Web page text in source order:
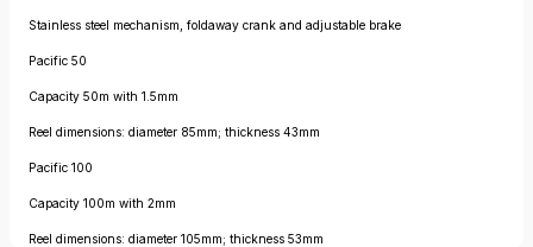
Stainless steel mechanism, foldaway crank and adjustable brake
Pacific 50
Capacity 50m with 1.5mm
Reel dimensions: diameter 85mm; thickness 43mm
Pacific 100
Capacity 100m with 2mm
Reel dimensions: diameter 105mm; thickness 53mm